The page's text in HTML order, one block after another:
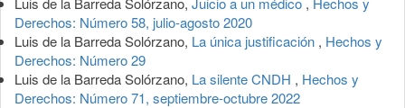
Derechos: Número 58, julio-agosto 2020
Luis de la Barreda Solórzano, La única justificación , Hechos y
Derechos: Número 29
Luis de la Barreda Solórzano, La silente CNDH , Hechos y
Derechos: Número 71, septiembre-octubre 2022